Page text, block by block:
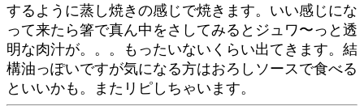
するように蒸し焼きの感じで焼きます。いい感じにな
って来たら箸で真ん中をさしてみるとジュワ〜っと透
明な肉汁が。。。もったいないくらい出てきます。結
構油っぽいですが気になる方はおろしソースで食べる
といいかも。またリピしちゃいます。